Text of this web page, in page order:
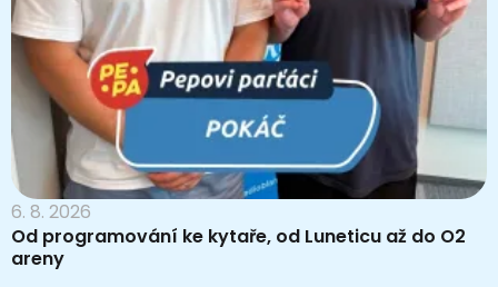
6. 8. 2026
Od programování ke kytaře, od Luneticu až do O2
areny